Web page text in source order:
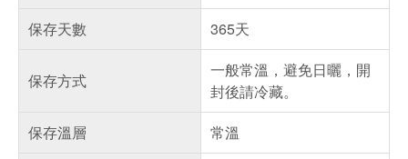
保存天數
365天
保存方式
一般常溫，避免日曬，開
封後請冷藏。
保存溫層
常溫